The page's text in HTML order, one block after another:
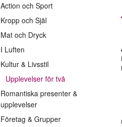
Action och Sport
Kropp och Själ
Mat och Dryck
I Luften
Kultur & Livsstil
Upplevelser för två
Romantiska presenter &
upplevelser
Företag & Grupper